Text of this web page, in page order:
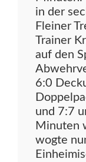
in der
Fleiner
Trainer
auf den
6:0
und 7:7
Minuten
wogte